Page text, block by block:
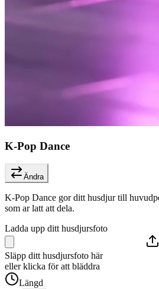
K-Pop Dance
Ändra
K-Pop Dance gor ditt husdjur till
som ar latt att dela.
Ladda upp ditt husdjursfoto
Släpp ditt husdjursfoto här
eller klicka för att bläddra
Längd